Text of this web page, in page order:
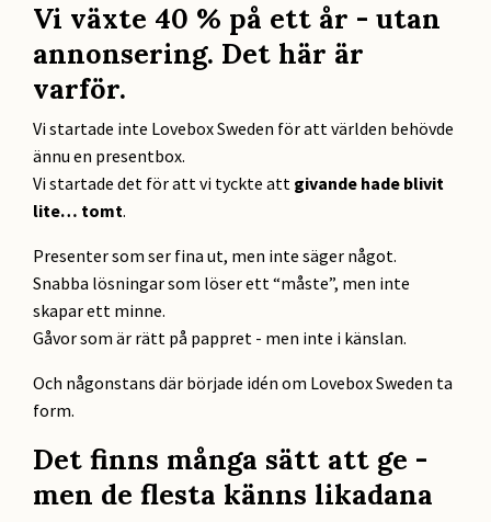
Vi växte 40 % på ett år - utan
annonsering. Det här är
varför.
Vi startade inte Lovebox Sweden för att världen behövde
ännu en presentbox.
Vi startade det för att vi tyckte att givande hade blivit
lite… tomt.
Presenter som ser fina ut, men inte säger något.
Snabba lösningar som löser ett “måste”, men inte
skapar ett minne.
Gåvor som är rätt på pappret - men inte i känslan.
Och någonstans där började idén om Lovebox Sweden ta
form.
Det finns många sätt att ge -
men de flesta känns likadana